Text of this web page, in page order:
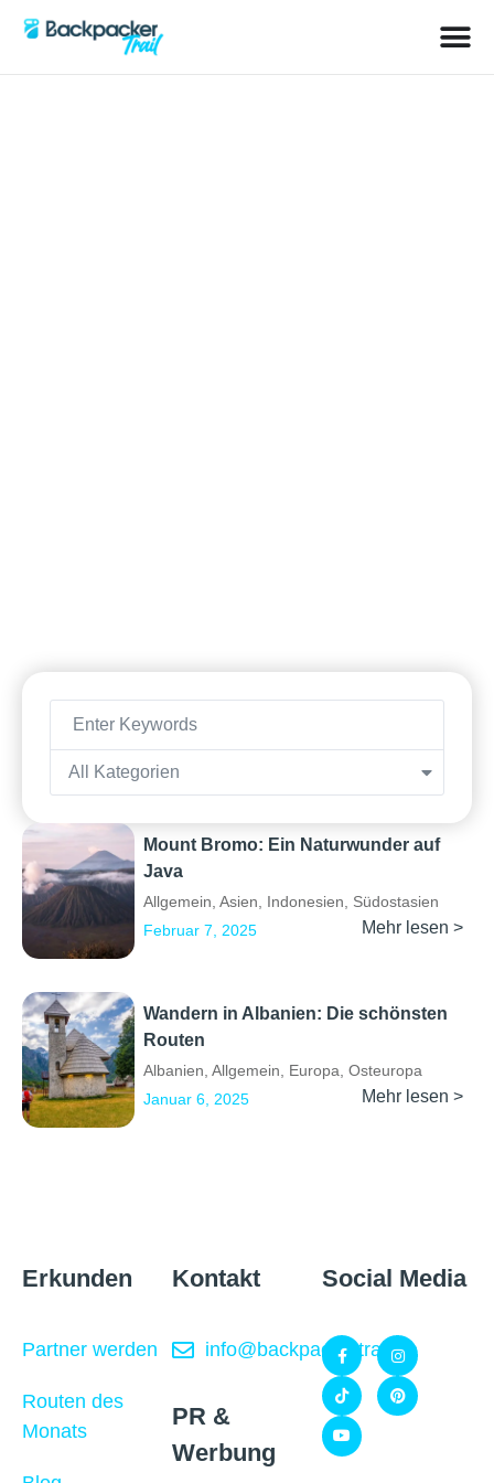
All Kategorien
Mount Bromo: Ein Naturwunder auf
Java
Allgemein, Asien, Indonesien, Südostasien
Februar 7, 2025
Mehr lesen >
Wandern in Albanien: Die schönsten
Routen
Albanien, Allgemein, Europa, Osteuropa
Januar 6, 2025
Mehr lesen >
Erkunden
Partner werden
Routen des
Monats
Kontakt
info@backpackertrail.de
PR &
Werbung
Social Media